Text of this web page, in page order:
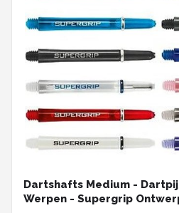
Dartshafts Medium -
Werpen - Supergrip